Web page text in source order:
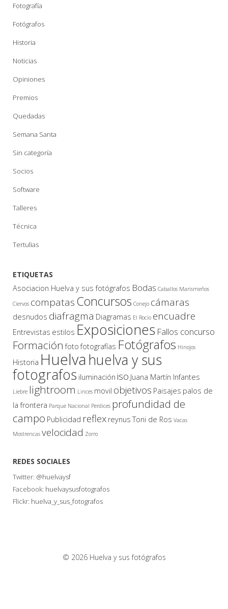
Fotografía
Fotógrafos
Historia
Noticias
Opiniones
Premios
Quedadas
Semana Santa
Sin categoría
Socios
Software
Talleres
Técnica
Tertulias
ETIQUETAS
Asociacion Huelva y sus fotógrafos Bodas Caballos Marismeños
Ciervos compatasConcursos Conejo cámaras
desnudos diafragma Diagramas El Rocio encuadre
Entrevistas estilos Exposiciones Fallos concurso
Formación foto fotografías Fotógrafos Hinojos
Historia Huelvahuelva y sus
fotografos iluminación iso Juana Martín Infantes
Liebre lightroom Linces movil objetivos Paisajes palos de
la frontera Parque Nacional Perdices profundidad de
campo Publicidad reflex reynus Toni de Ros Vacas
Mostrencas velocidad Zorro
REDES SOCIALES
Twitter: @huelvaysf
Facebook: huelvaysusfotografos
Flickr: huelva_y_sus_fotografos
© 2026 Huelva y sus fotógrafos